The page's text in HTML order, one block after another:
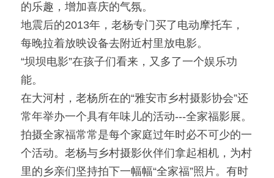
的乐趣，增加喜庆的气氛。
地震后的2013年，老杨专门买了电动摩托车，
每晚拉着放映设备去附近村里放电影。
“坝坝电影”在孩子们看来，又多了一个娱乐功
能。
在大河村，老杨所在的“雅安市乡村摄影协会”还
常年举办一个具有年味儿的活动---全家福影展。
拍摄全家福常常是每个家庭过年时必不可少的一
个活动。老杨与乡村摄影伙伴们拿起相机，为村
里的乡亲们坚持拍下一幅幅“全家福”照片。有时